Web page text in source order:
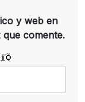
y web en
comente.